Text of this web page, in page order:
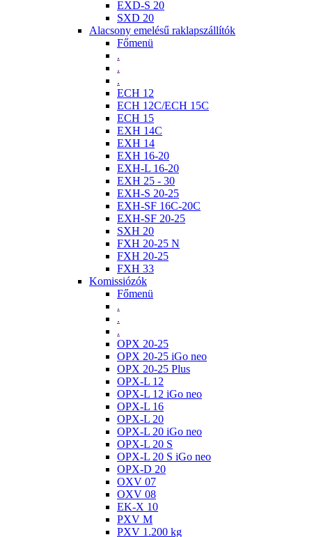
EXD-S 20
SXD 20
Alacsony emelésű raklapszállítók
Főmenü
.
.
.
ECH 12
ECH 12C/ECH 15C
ECH 15
EXH 14C
EXH 14
EXH 16-20
EXH-L 16-20
EXH 25 - 30
EXH-S 20-25
EXH-SF 16C-20C
EXH-SF 20-25
SXH 20
FXH 20-25 N
FXH 20-25
FXH 33
Komissiózók
Főmenü
.
.
.
OPX 20-25
OPX 20-25 iGo neo
OPX 20-25 Plus
OPX-L 12
OPX-L 12 iGo neo
OPX-L 16
OPX-L 20
OPX-L 20 iGo neo
OPX-L 20 S
OPX-L 20 S iGo neo
OPX-D 20
OXV 07
OXV 08
EK-X 10
PXV M
PXV 1.200 kg